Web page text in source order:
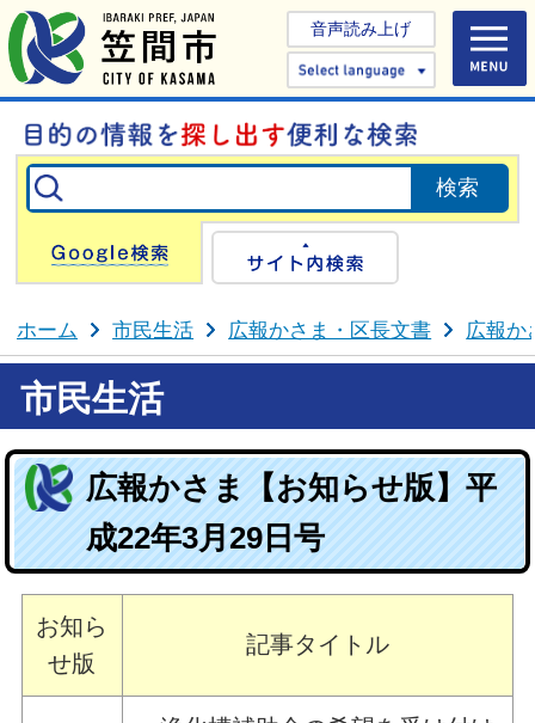
音声読み上げ
Select
Google検索
ホーム 市民生活 広報かさま・区長文書 広報か
市民生活
広報かさま【お知らせ版】平
成22年3月29日号
お知ら
せ版
記事タイトル